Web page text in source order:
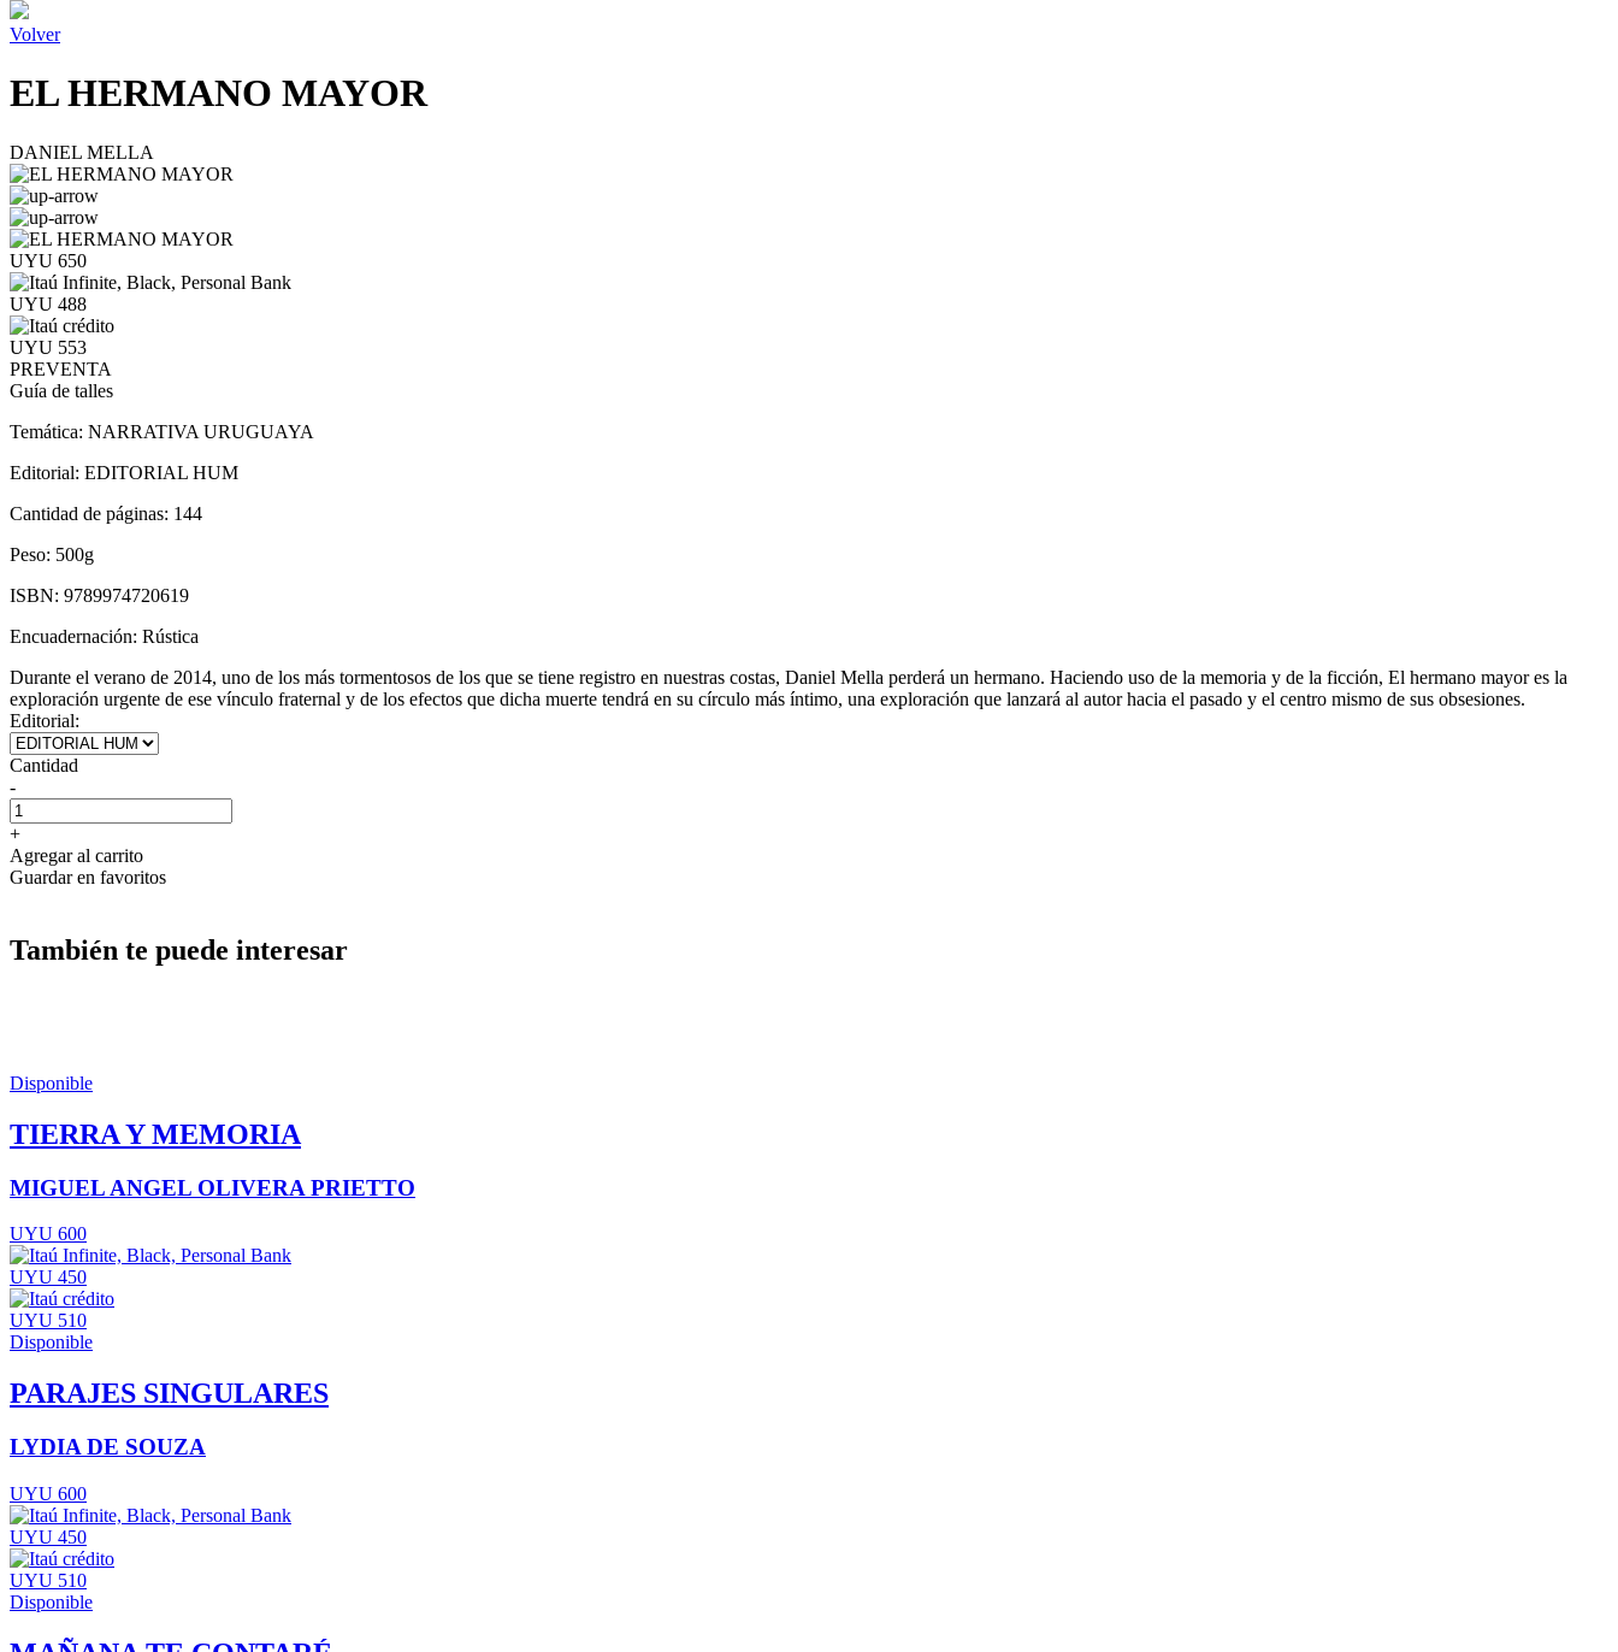
Volver
EL HERMANO MAYOR
DANIEL MELLA
UYU 650
UYU 488
UYU 553
PREVENTA
Guía de talles
Temática: NARRATIVA URUGUAYA
Editorial: EDITORIAL HUM
Cantidad de páginas: 144
Peso: 500g
ISBN: 9789974720619
Encuadernación: Rústica
Durante el verano de 2014, uno de los más tormentosos de los que se tiene registro en nuestras costas, Daniel Mella perderá un hermano. Haciendo uso de la memoria y de la ficción, El hermano mayor es la
exploración urgente de ese vínculo fraternal y de los efectos que dicha muerte tendrá en su círculo más íntimo, una exploración que lanzará al autor hacia el pasado y el centro mismo de sus obsesiones.
Editorial:
Cantidad
-
+
Agregar al carrito
Guardar en favoritos
También te puede interesar
Disponible
TIERRA Y MEMORIA
MIGUEL ANGEL OLIVERA PRIETTO
UYU 600
UYU 450
UYU 510
Disponible
PARAJES SINGULARES
LYDIA DE SOUZA
UYU 600
UYU 450
UYU 510
Disponible